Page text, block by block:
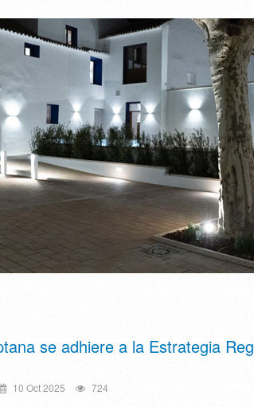
se adhiere a la Estrategia
10 Oct 2025 724